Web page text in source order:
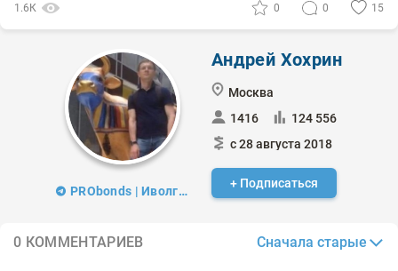
1.6К 0 0 15
PRObonds | Иволга Капитал
Андрей Хохрин
Москва
1416
124 556
с 28 августа 2018
+ Подписаться
0 КОММЕНТАРИЕВ Сначала старые